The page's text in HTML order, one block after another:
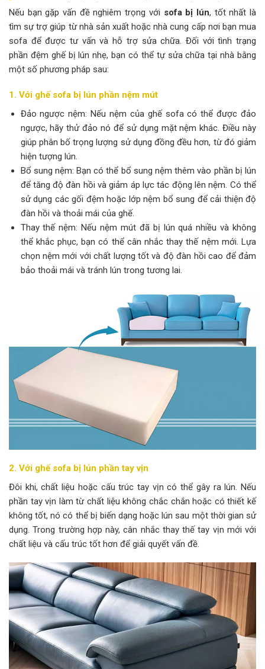
Nếu bạn gặp vấn đề nghiêm trọng với sofa bị lún, tốt nhất là
tìm sự trợ giúp từ nhà sản xuất hoặc nhà cung cấp nơi bạn mua
sofa để được tư vấn và hỗ trợ sửa chữa. Đối với tình trạng
phần đệm ghế bị lún nhẹ, bạn có thể tự sửa chữa tại nhà bằng
một số phương pháp sau:
1. Với ghế sofa bị lún phần nệm mút
Đảo ngược nệm: Nếu nệm của ghế sofa có thể được đảo
ngược, hãy thử đảo nó để sử dụng mặt nệm khác. Điều này
giúp phân bố trọng lượng sử dụng đồng đều hơn, từ đó giảm
hiện tượng lún.
Bổ sung nệm: Bạn có thể bổ sung nệm thêm vào phần bị lún
để tăng độ đàn hồi và giảm áp lực tác động lên nệm. Có thể
sử dụng các gối đệm hoặc lớp nệm bổ sung để cải thiện độ
đàn hồi và thoải mái của ghế.
Thay thế nệm: Nếu nệm mút đã bị lún quá nhiều và không
thể khắc phục, bạn có thể cân nhắc thay thế nệm mới. Lựa
chọn nệm mới với chất lượng tốt và độ đàn hồi cao để đảm
bảo thoải mái và tránh lún trong tương lai.
2. Với ghế sofa bị lún phần tay vịn
Đôi khi, chất liệu hoặc cấu trúc tay vịn có thể gây ra lún. Nếu
phần tay vịn làm từ chất liệu không chắc chắn hoặc có thiết kế
không tốt, nó có thể bị biến dạng hoặc lún sau một thời gian sử
dụng. Trong trường hợp này, cân nhắc thay thế tay vịn mới với
chất liệu và cấu trúc tốt hơn để giải quyết vấn đề.